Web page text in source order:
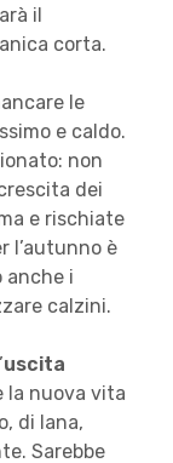
il
corta.
le
e caldo.
non
dei
e rischiate
l’autunno è
anche i
calzini.
uscita
la nuova vita
di lana,
Sarebbe